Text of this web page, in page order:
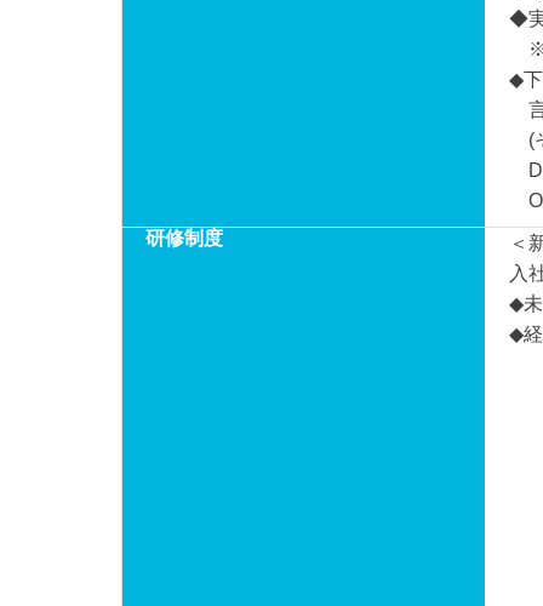
◆
※
◆
言
(
研修制度
＜
入
◆
◆